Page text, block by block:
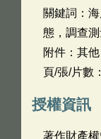
關鍵詞：
態，調查
附件：其他
頁/張/片數
授權資訊
著作財產